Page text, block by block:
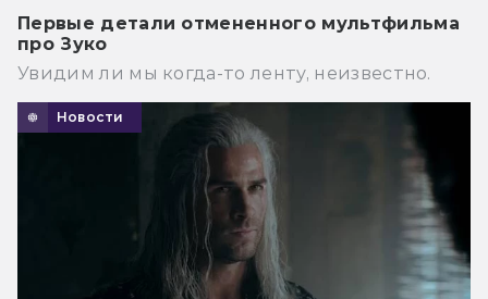
Первые детали отмененного мультфильма
про Зуко
Увидим ли мы когда-то ленту, неизвестно.
Новости